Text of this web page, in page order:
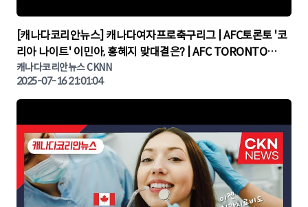
▶
[캐나다코리안뉴스] 캐나다여자프로축구리그 | AFC토론토 '코
리아 나이트' 이민아, 홍혜지 맞대결은? | AFC TORONTO
KOREA NIGHT | 캐나다뉴스 | 토론토뉴스
캐나다코리안뉴스 CKNN
2025-07-16 21:01:04